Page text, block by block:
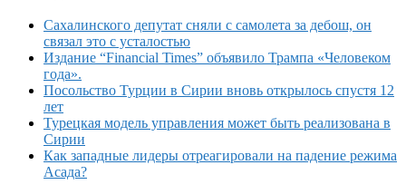
Сахалинского депутат сняли с самолета за дебош, он
связал это с усталостью
Издание “Financial Times” объявило Трампа «Человеком
года».
Посольство Турции в Сирии вновь открылось спустя 12
лет
Турецкая модель управления может быть реализована в
Сирии
Как западные лидеры отреагировали на падение режима
Асада?